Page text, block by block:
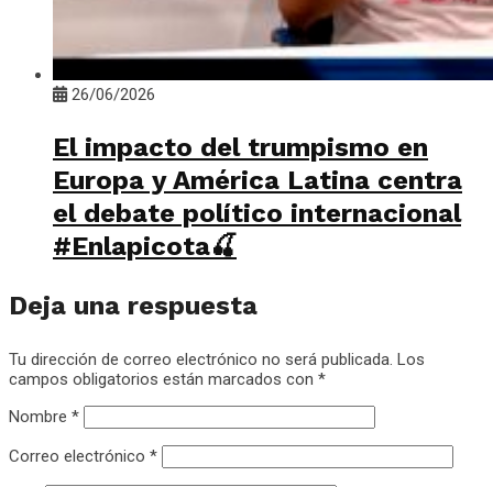
26/06/2026
El impacto del trumpismo en
Europa y América Latina centra
el debate político internacional
#Enlapicota🍒
Deja una respuesta
Tu dirección de correo electrónico no será publicada. Los
campos obligatorios están marcados con *
Nombre *
Correo electrónico *